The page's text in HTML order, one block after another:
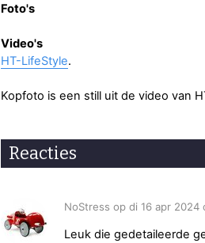
Foto's
Video's
HT-LifeStyle.
Kopfoto is een still uit de video van
Reacties
NoStress op di 16 apr 2024
Leuk die gedetaileerde